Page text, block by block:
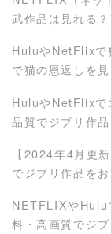
武作品は見れる
HuluやNetFlixで
で猫の恩返しを見
HuluやNetFlixで
品質でジブリ作
【2024年4月更
でジブリ作品を
NETFLIXやHulu
料・高画質でジ